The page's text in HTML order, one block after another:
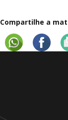
Compartilhe a